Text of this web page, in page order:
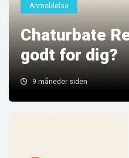
Anmeldelse
Chaturbate
godt for dig?
9 måneder siden